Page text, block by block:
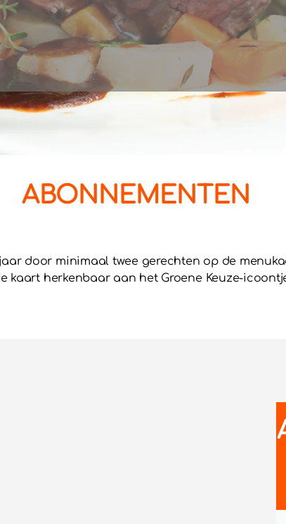
ABONNEMENTEN
door minimaal twee gerechten op de
kaart herkenbaar aan het Groene Keuze-